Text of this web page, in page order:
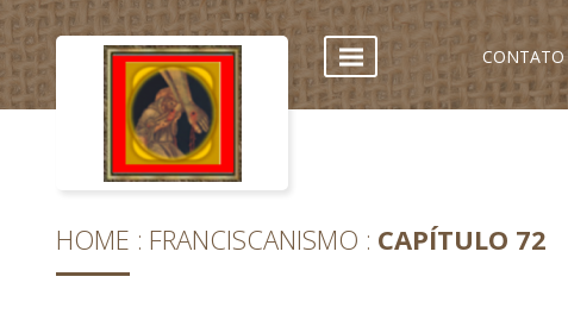
CONTATO
HOME FRANCISCANISMO CAPÍTULO 72